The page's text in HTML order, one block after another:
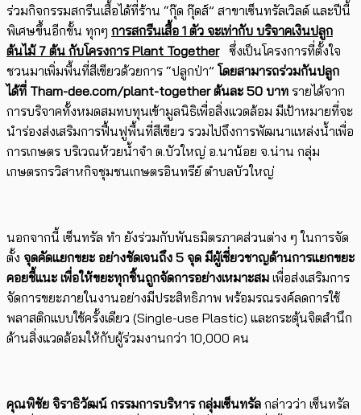
ร่วมกิจกรรมสกรีนเสื้อได้ที่ร้าน “กุ๊ด กุ๊ดส์” สาขาเซ็นทรัลเวิลด์ และปีนี้
พิเศษขึ้นอีกขั้น ทุกๆ การสกรีนเสื้อ 1 ตัว จะเท่ากับ บริจาคเงินปลูก
ต้นไม้ 7 ต้น กับโครงการ Plant Togetherซึ่งเป็นโครงการที่ตั้งใจ
ชวนมาเพิ่มพื้นที่สีเขียวด้วยการ “ปลูกป่า” โดยสามารถร่วมกันปลูก
ได้ที่ Tham-dee.com/plant-togetherต้นละ 50 บาท รายได้จาก
การบริจาคทั้งหมดสมทบทุนเข้ามูลนิธิเพื่อสิ่งแวดล้อม มีเป้าหมายที่จะ
นำร่องส่งเสริมการฟื้นฟูพื้นที่สีเขียว รวมไปถึงการพัฒนาแหล่งน้ำเพื่อ
การเกษตร บริเวณห้วยน้ำจำ ต.บัวใหญ่ อ.นาน้อย จ.น่าน กลุ่ม
เกษตรกรวิสาหกิจชุมชนเกษตรอินทรีย์ ตำบลบัวใหญ่
นอกจากนี้ เซ็นทรัล ทำ ยังร่วมกับพันธมิตรภาคส่วนต่าง ๆ ในการจัด
ตั้ง จุดคัดแยกขยะ อย่างชัดเจนถึง 5 จุด มีผู้เชี่ยวชาญด้านการแยกขยะ
คอยชี้แนะ เพื่อให้ขยะทุกชิ้นถูกจัดการอย่างเหมาะสม เพื่อส่งเสริมการ
จัดการขยะภายในงานอย่างมีประสิทธิภาพ พร้อมรณรงค์ลดการใช้
พลาสติกแบบใช้ครั้งเดียว (Single-use Plastic) และกระตุ้นจิตสำนึก
ด้านสิ่งแวดล้อมให้กับผู้ร่วมงานกว่า 10,000 คน
คุณพิชัย จิราธิวัฒน์ กรรมการบริหาร กลุ่มเซ็นทรัล กล่าวว่า เซ็นทรัล